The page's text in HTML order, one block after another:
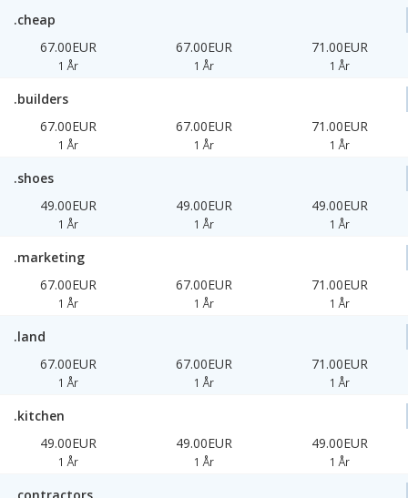
.cheap
67.00EUR
1 År
67.00EUR
1 År
71.00EUR
1 År
.builders
67.00EUR
1 År
67.00EUR
1 År
71.00EUR
1 År
.shoes
49.00EUR
1 År
49.00EUR
1 År
49.00EUR
1 År
.marketing
67.00EUR
1 År
67.00EUR
1 År
71.00EUR
1 År
.land
67.00EUR
1 År
67.00EUR
1 År
71.00EUR
1 År
.kitchen
49.00EUR
1 År
49.00EUR
1 År
49.00EUR
1 År